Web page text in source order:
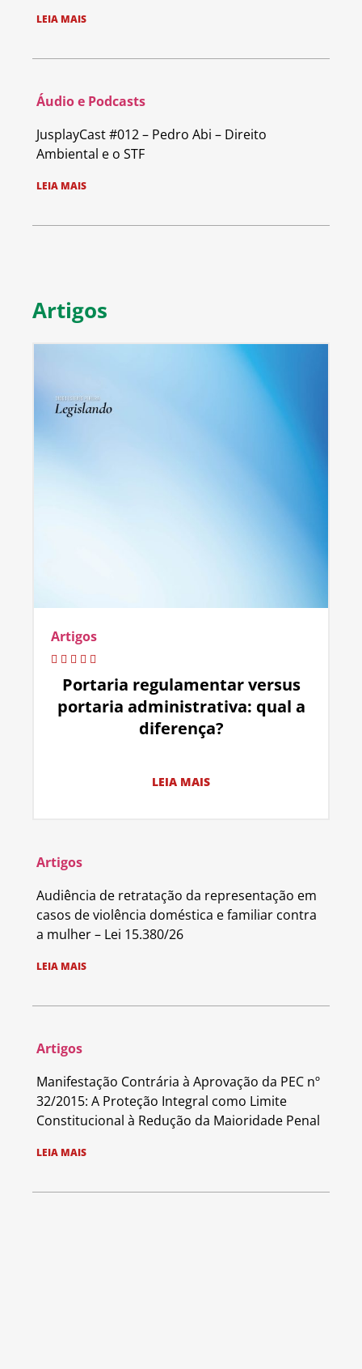
LEIA MAIS
Áudio e Podcasts
JusplayCast #012 – Pedro Abi – Direito
Ambiental e o STF
LEIA MAIS
Artigos
Artigos
Portaria regulamentar versus
portaria administrativa: qual a
diferença?
LEIA MAIS
Artigos
Audiência de retratação da representação em
casos de violência doméstica e familiar contra
a mulher – Lei 15.380/26
LEIA MAIS
Artigos
Manifestação Contrária à Aprovação da PEC nº
32/2015: A Proteção Integral como Limite
Constitucional à Redução da Maioridade Penal
LEIA MAIS